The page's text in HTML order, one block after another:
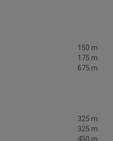
150 m
175 m
675 m
325 m
325 m
450 m